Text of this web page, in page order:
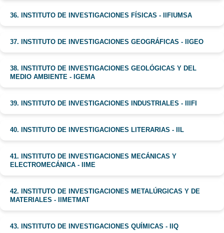
36. INSTITUTO DE INVESTIGACIONES FÍSICAS - IIFIUMSA
37. INSTITUTO DE INVESTIGACIONES GEOGRÁFICAS - IIGEO
38. INSTITUTO DE INVESTIGACIONES GEOLÓGICAS Y DEL
MEDIO AMBIENTE - IGEMA
39. INSTITUTO DE INVESTIGACIONES INDUSTRIALES - IIIFI
40. INSTITUTO DE INVESTIGACIONES LITERARIAS - IIL
41. INSTITUTO DE INVESTIGACIONES MECÁNICAS Y
ELECTROMECÁNICA - IIME
42. INSTITUTO DE INVESTIGACIONES METALÚRGICAS Y DE
MATERIALES - IIMETMAT
43. INSTITUTO DE INVESTIGACIONES QUÍMICAS - IIQ